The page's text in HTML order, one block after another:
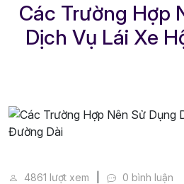
Các Trường Hợp
Dịch Vụ Lái Xe
4861 lượt xem 0 bình luận